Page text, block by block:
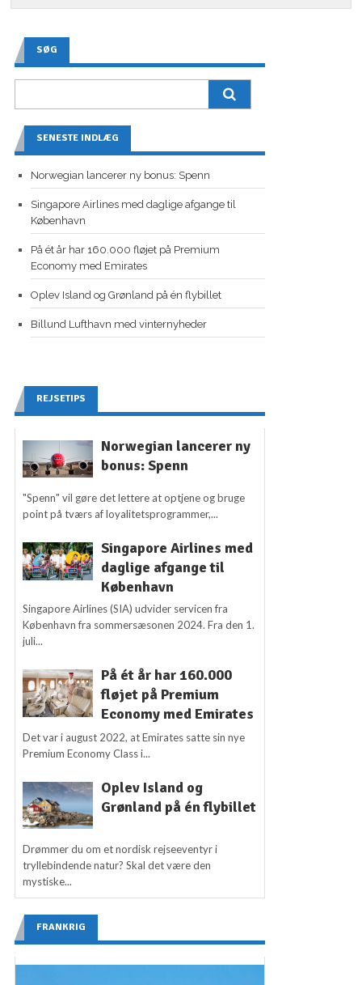
SØG
SENESTE INDLÆG
Norwegian lancerer ny bonus: Spenn
Singapore Airlines med daglige afgange til
København
På ét år har 160.000 fløjet på Premium
Economy med Emirates
Oplev Island og Grønland på én flybillet
Billund Lufthavn med vinternyheder
REJSETIPS
Norwegian lancerer ny
bonus: Spenn
"Spenn" vil gøre det lettere at optjene og bruge
point på tværs af loyalitetsprogrammer,...
Singapore Airlines med
daglige afgange til
København
Singapore Airlines (SIA) udvider servicen fra
København fra sommersæsonen 2024. Fra den 1.
juli...
På ét år har 160.000
fløjet på Premium
Economy med Emirates
Det var i august 2022, at Emirates satte sin nye
Premium Economy Class i...
Oplev Island og
Grønland på én flybillet
Drømmer du om et nordisk rejseeventyr i
tryllebindende natur? Skal det være den
mystiske...
FRANKRIG